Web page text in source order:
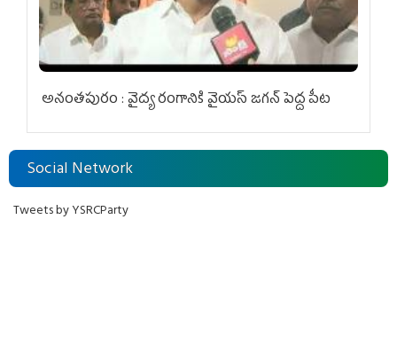
అనంతపురం : వైద్య రంగానికి వైయ‌స్ జ‌గ‌న్ పెద్ద పీట
Social Network
Tweets by YSRCParty